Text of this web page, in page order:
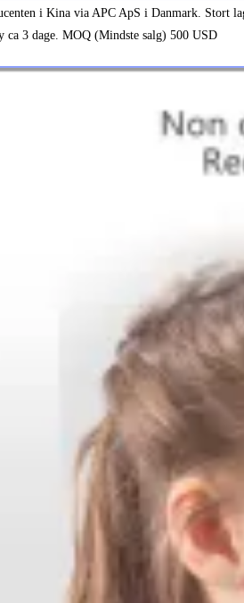
i Kina via APC ApS i Danmark. Stort
3 dage. MOQ (Mindste salg) 500 USD